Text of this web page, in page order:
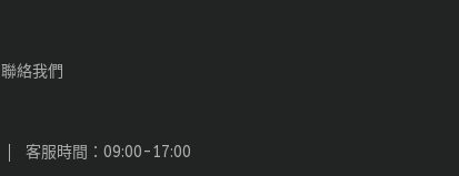
聯絡我們
客服時間：09:00-17:00